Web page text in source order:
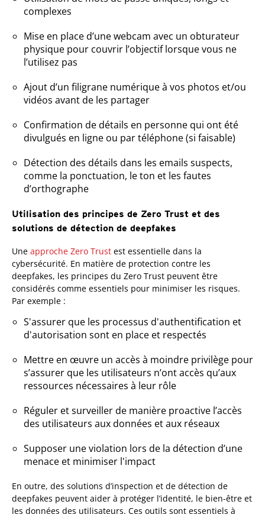
complexes
Mise en place d’une webcam avec un obturateur
physique pour couvrir l’objectif lorsque vous ne
l’utilisez pas
Ajout d’un filigrane numérique à vos photos et/ou
vidéos avant de les partager
Confirmation de détails en personne qui ont été
divulgués en ligne ou par téléphone (si faisable)
Détection des détails dans les emails suspects,
comme la ponctuation, le ton et les fautes
d’orthographe
Utilisation des principes de Zero Trust et des
solutions de détection de deepfakes
Une approche Zero Trust est essentielle dans la
cybersécurité. En matière de protection contre les
deepfakes, les principes du Zero Trust peuvent être
considérés comme essentiels pour minimiser les risques.
Par exemple :
S'assurer que les processus d'authentification et
d'autorisation sont en place et respectés
Mettre en œuvre un accès à moindre privilège pour
s’assurer que les utilisateurs n’ont accès qu’aux
ressources nécessaires à leur rôle
Réguler et surveiller de manière proactive l’accès
des utilisateurs aux données et aux réseaux
Supposer une violation lors de la détection d’une
menace et minimiser l'impact
En outre, des solutions d’inspection et de détection de
deepfakes peuvent aider à protéger l’identité, le bien-être et
les données des utilisateurs. Ces outils sont essentiels à